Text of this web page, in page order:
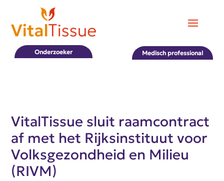
Medisch professional
Onderzoeker
VitalTissue sluit raamcontract
af met het Rijksinstituut voor
Volksgezondheid en Milieu
(RIVM)